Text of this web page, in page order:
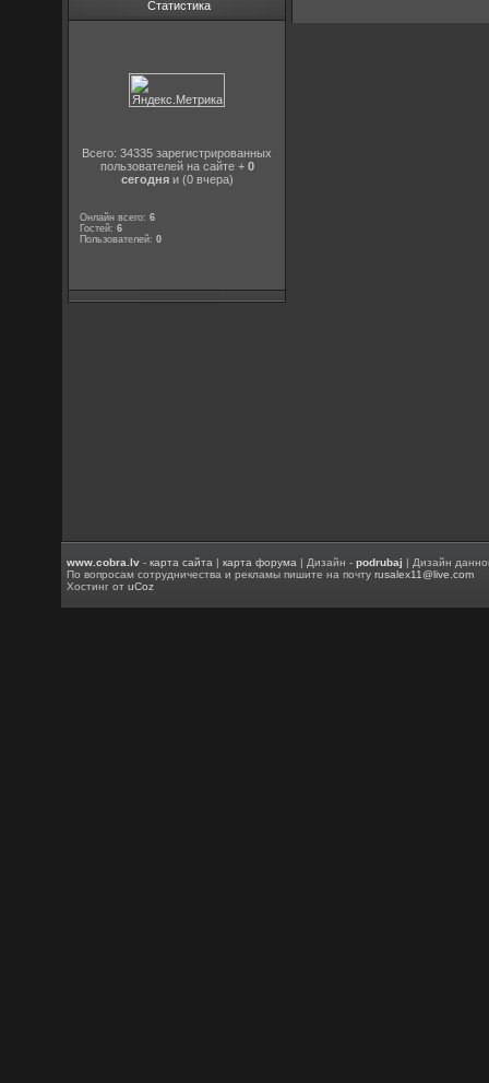
Статистика
Всего: 34335 зарегистрированных
пользователей на сайте + 0
сегодняи (0 вчера)
Онлайн всего:6
Гостей:6
Пользователей:0
www.cobra.lv -карта сайта |карта форума | Дизайн -podrubaj | Дизайн
По вопросам сотрудничества и рекламы пишите на почтуrusalex11@live.com
Хостинг отuCoz